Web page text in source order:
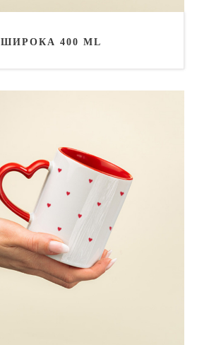
ШИРОКА 400 ML